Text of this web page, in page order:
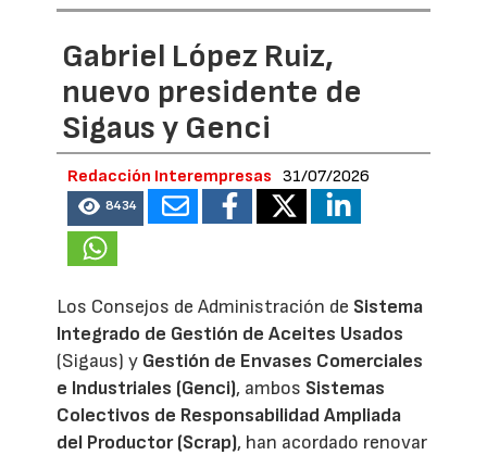
Gabriel López Ruiz,
nuevo presidente de
Sigaus y Genci
Redacción Interempresas 31/07/2026
8434
Los Consejos de Administración de Sistema
Integrado de Gestión de Aceites Usados
(Sigaus) y Gestión de Envases Comerciales
e Industriales (Genci), ambos Sistemas
Colectivos de Responsabilidad Ampliada
del Productor (Scrap), han acordado renovar